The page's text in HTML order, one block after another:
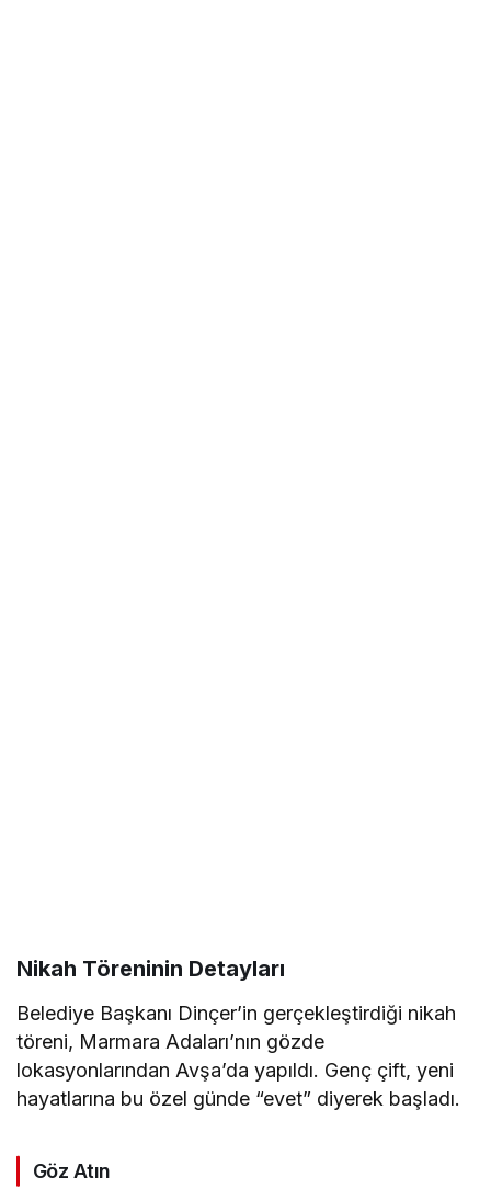
Nikah Töreninin Detayları
Belediye Başkanı Dinçer’in gerçekleştirdiği nikah
töreni, Marmara Adaları’nın gözde
lokasyonlarından Avşa’da yapıldı. Genç çift, yeni
hayatlarına bu özel günde “evet” diyerek başladı.
Göz Atın